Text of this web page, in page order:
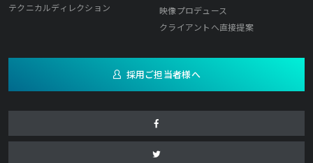
テクニカルディレクション
映像プロデュース
クライアントへ直接提案
採用ご担当者様へ